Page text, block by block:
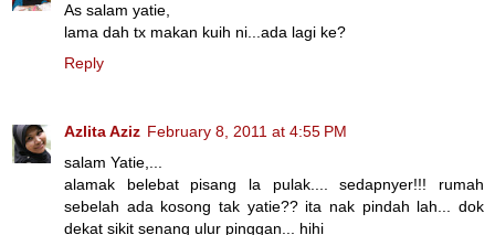
As salam yatie,
lama dah tx makan kuih ni...ada lagi ke?
Reply
Azlita Aziz February 8, 2011 at 4:55 PM
salam Yatie,...
alamak belebat pisang la pulak.... sedapnyer!!! rumah
sebelah ada kosong tak yatie?? ita nak pindah lah... dok
dekat sikit senang ulur pinggan... hihi